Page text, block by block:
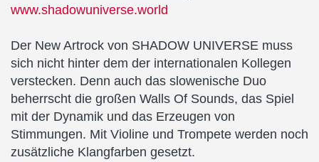
www.shadowuniverse.world
Der New Artrock von SHADOW UNIVERSE muss
sich nicht hinter dem der internationalen Kollegen
verstecken. Denn auch das slowenische Duo
beherrscht die großen Walls Of Sounds, das Spiel
mit der Dynamik und das Erzeugen von
Stimmungen. Mit Violine und Trompete werden noch
zusätzliche Klangfarben gesetzt.